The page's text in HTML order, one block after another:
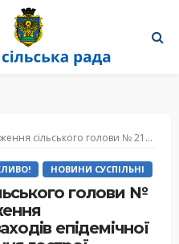
заходів епідемічної небезпеки поширення гострої респіраторної хвороби COVID-19, спричиненої короновірусом SARS-CoV-2 на території Борщагівської сільської ради!
НОВИНИ СУСПІЛЬНІ
голови №
епідемічної